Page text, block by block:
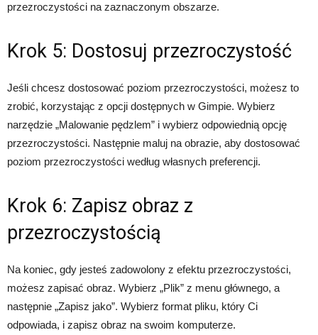
przezroczystości na zaznaczonym obszarze.
Krok 5: Dostosuj przezroczystość
Jeśli chcesz dostosować poziom przezroczystości, możesz to
zrobić, korzystając z opcji dostępnych w Gimpie. Wybierz
narzędzie „Malowanie pędzlem” i wybierz odpowiednią opcję
przezroczystości. Następnie maluj na obrazie, aby dostosować
poziom przezroczystości według własnych preferencji.
Krok 6: Zapisz obraz z
przezroczystością
Na koniec, gdy jesteś zadowolony z efektu przezroczystości,
możesz zapisać obraz. Wybierz „Plik” z menu głównego, a
następnie „Zapisz jako”. Wybierz format pliku, który Ci
odpowiada, i zapisz obraz na swoim komputerze.